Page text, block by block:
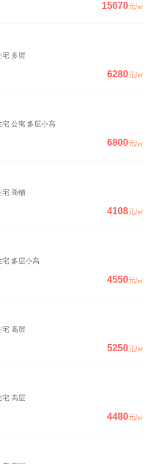
15670元/㎡
宅 多层
6280元/㎡
宅 公寓 多层小高
6800元/㎡
宅 商铺
4108元/㎡
宅 多层小高
4550元/㎡
宅 高层
5250元/㎡
宅 高层
4480元/㎡